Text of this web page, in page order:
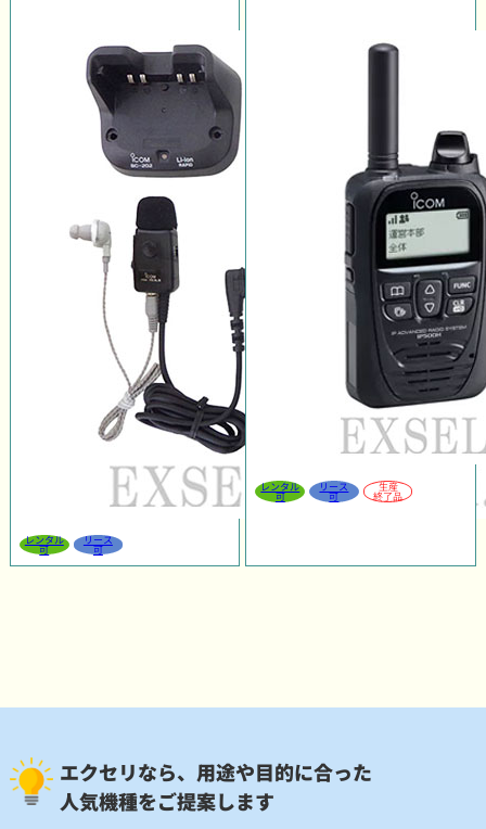
レンタル
可
リース
可
レンタル
可
リース
可
生産
終了品
エクセリなら、用途や目的に合った
人気機種をご提案します